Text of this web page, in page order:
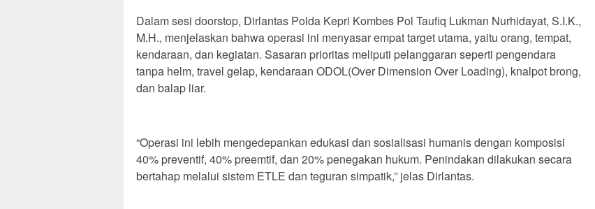
Dalam sesi doorstop, Dirlantas Polda Kepri Kombes Pol Taufiq Lukman Nurhidayat, S.I.K.,
M.H., menjelaskan bahwa operasi ini menyasar empat target utama, yaitu orang, tempat,
kendaraan, dan kegiatan. Sasaran prioritas meliputi pelanggaran seperti pengendara
tanpa helm, travel gelap, kendaraan ODOL(Over Dimension Over Loading), knalpot brong,
dan balap liar.
“Operasi ini lebih mengedepankan edukasi dan sosialisasi humanis dengan komposisi
40% preventif, 40% preemtif, dan 20% penegakan hukum. Penindakan dilakukan secara
bertahap melalui sistem ETLE dan teguran simpatik,” jelas Dirlantas.